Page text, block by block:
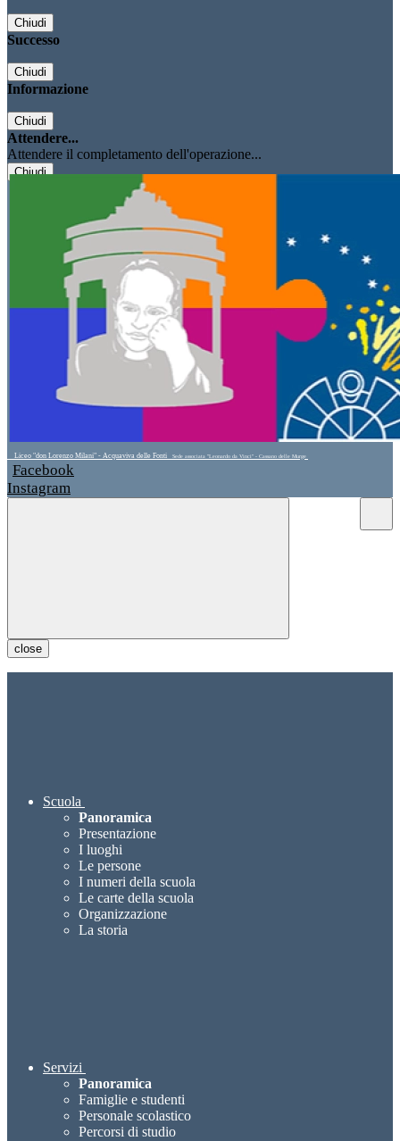
Chiudi
Successo
Chiudi
Informazione
Chiudi
Attendere...
Attendere il completamento dell'operazione...
Chiudi
Liceo "don Lorenzo Milani" - Acquaviva delle Fonti Sede associata "Leonardo da Vinci" - Cassano delle Murge
Facebook
Instagram
close
Scuola
Panoramica
Presentazione
I luoghi
Le persone
I numeri della scuola
Le carte della scuola
Organizzazione
La storia
Servizi
Panoramica
Famiglie e studenti
Personale scolastico
Percorsi di studio